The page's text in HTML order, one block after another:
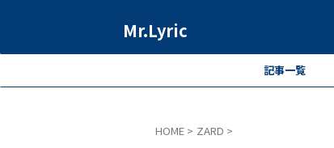
Mr.Lyric
記事一覧
HOME > ZARD >